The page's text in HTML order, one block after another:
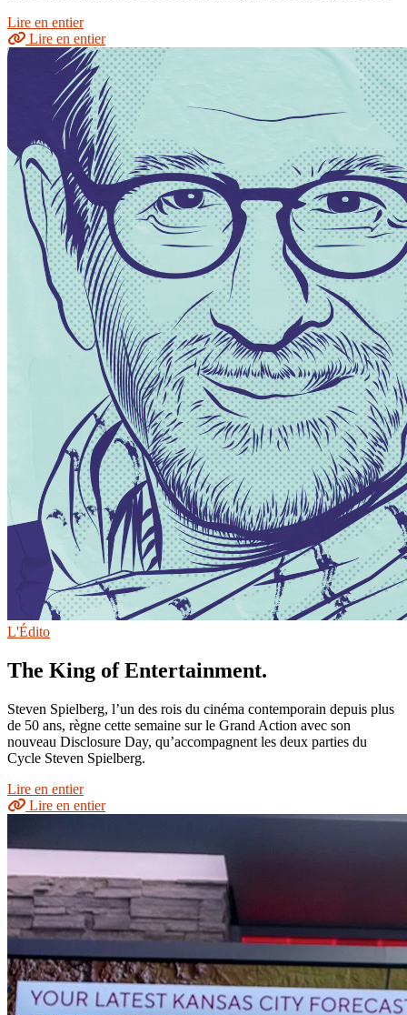
Lire en entier
Lire en entier
L'Édito
The King of Entertainment.
Steven Spielberg, l’un des rois du cinéma contemporain depuis plus
de 50 ans, règne cette semaine sur le Grand Action avec son
nouveau Disclosure Day, qu’accompagnent les deux parties du
Cycle Steven Spielberg.
Lire en entier
Lire en entier